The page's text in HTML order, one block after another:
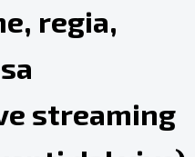
regia,
streaming